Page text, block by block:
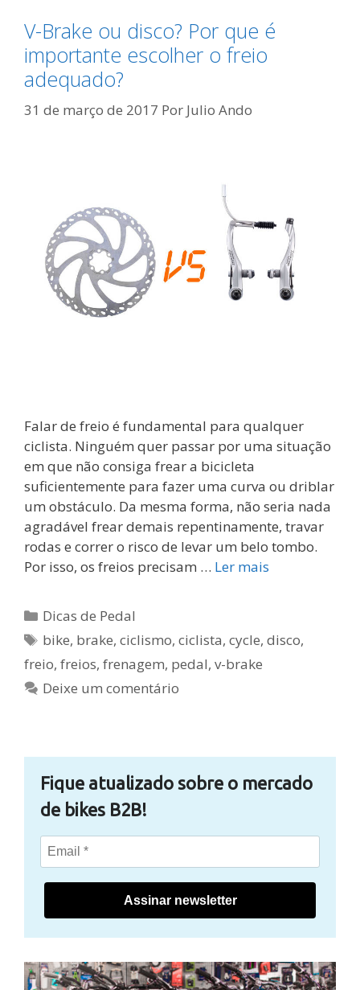
V-Brake ou disco? Por que é
importante escolher o freio
adequado?
31 de março de 2017 Por Julio Ando
Falar de freio é fundamental para qualquer
ciclista. Ninguém quer passar por uma situação
em que não consiga frear a bicicleta
suficientemente para fazer uma curva ou driblar
um obstáculo. Da mesma forma, não seria nada
agradável frear demais repentinamente, travar
rodas e correr o risco de levar um belo tombo.
Por isso, os freios precisam … Ler mais
Categorias
Dicas de Pedal
Tags
bike, brake,ciclismo,ciclista,cycle,disco,
freio, freios, frenagem, pedal, v-brake
Deixe um comentário
Fique atualizado sobre o mercado
de bikes B2B!
Assinar newsletter